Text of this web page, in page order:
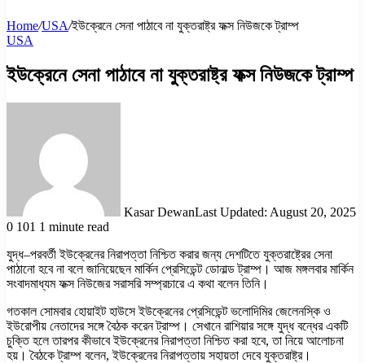
Home/USA/ইউক্রেনে সেনা পাঠাবে না যুক্তরাষ্ট্র ফক্স নিউজকে ট্রাম্প
USA
ইউক্রেনে সেনা পাঠাবে না যুক্তরাষ্ট্র ফক্স নিউজকে ট্রাম্প
Kasar DewanLast Updated: August 20, 2025
0 101 1 minute read
যুদ্ধ–পরবর্তী ইউক্রেনের নিরাপত্তা নিশ্চিত করার জন্য দেশটিতে যুক্তরাষ্ট্রের সেনা
পাঠানো হবে না বলে জানিয়েছেন মার্কিন প্রেসিডেন্ট ডোনাল্ড ট্রাম্প। আজ মঙ্গলবার মার্কিন
সংবাদমাধ্যম ফক্স নিউজের সরাসরি সম্প্রচারে এ কথা বলেন তিনি।
গতকাল সোমবার হোয়াইট হাউসে ইউক্রেনের প্রেসিডেন্ট ভলোদিমির জেলেনস্কি ও
ইউরোপীয় নেতাদের সঙ্গে বৈঠক করেন ট্রাম্প। সেখানে রাশিয়ার সঙ্গে যুদ্ধ বন্ধের একটি
চুক্তি হলে তারপর কীভাবে ইউক্রেনের নিরাপত্তা নিশ্চিত করা হবে, তা নিয়ে আলোচনা
হয়। বৈঠকে ট্রাম্প বলেন, ইউক্রেনের নিরাপত্তায় সহায়তা দেবে যুক্তরাষ্ট্র।